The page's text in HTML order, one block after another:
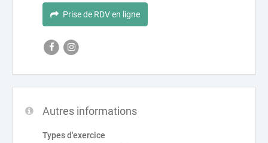
Prise de RDV en ligne
Autres informations
Types d'exercice